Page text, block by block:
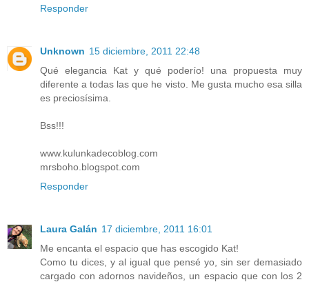
Responder
Unknown 15 diciembre, 2011 22:48
Qué elegancia Kat y qué poderío! una propuesta muy
diferente a todas las que he visto. Me gusta mucho esa silla
es preciosísima.
Bss!!!
www.kulunkadecoblog.com
mrsboho.blogspot.com
Responder
Laura Galán 17 diciembre, 2011 16:01
Me encanta el espacio que has escogido Kat!
Como tu dices, y al igual que pensé yo, sin ser demasiado
cargado con adornos navideños, un espacio que con los 2